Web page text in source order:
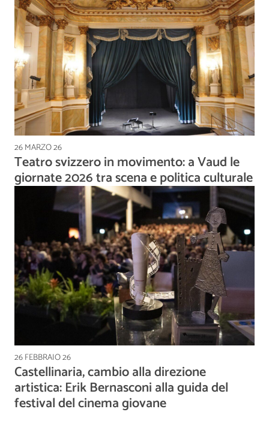
26 MARZO 26
Teatro svizzero in movimento: a Vaud le
giornate 2026 tra scena e politica culturale
26 FEBBRAIO 26
Castellinaria, cambio alla direzione
artistica: Erik Bernasconi alla guida del
festival del cinema giovane